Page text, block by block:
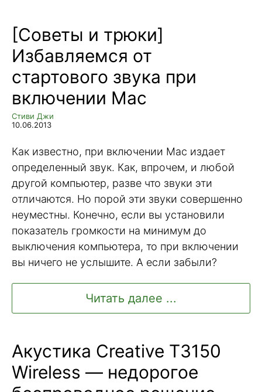
[Советы и трюки]
Избавляемся от
стартового звука при
включении Mac
Стиви Джи
10.06.2013
Как известно, при включении Mac издает
определенный звук. Как, впрочем, и любой
другой компьютер, разве что звуки эти
отличаются. Но порой эти звуки совершенно
неуместны. Конечно, если вы установили
показатель громкости на минимум до
выключения компьютера, то при включении
вы ничего не услышите. А если забыли?
Читать далее ...
Акустика Creative T3150
Wireless — недорогое